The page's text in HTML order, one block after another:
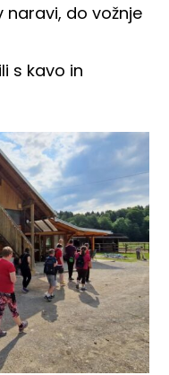
do vožnje
s kavo in